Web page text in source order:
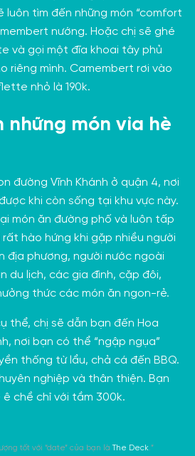
luôn tìm đến những món “comfort
nướng. Hoặc chị sẽ ghé
và gọi một đĩa khoai tây phủ
riêng mình. Camembert rơi vào
nhỏ là 190k.
những món vỉa hè
đường Vĩnh Khánh ở quận 4, nơi
khi còn sống tại khu vực này.
món ăn đường phố và luôn tấp
hào hứng khi gặp nhiều người
địa phương, người nước ngoài
du lịch, các gia đình, cặp đôi,
thức các món ăn ngon-rẻ.
thể, chị sẽ dẫn bạn đến Hoa
nơi bạn có thể “ngập ngụa”
thống từ lẩu, chả cá đến BBQ.
nghiệp và thân thiện. Bạn
chề chỉ với tầm 300k.
tốt với “date” của bạn làThe Deck .”